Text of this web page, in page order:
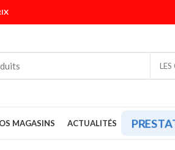
LES
MAGASINS ACTUALITÉS